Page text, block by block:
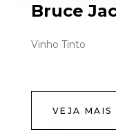
Bruce
Vinho Tinto
VEJA MAIS